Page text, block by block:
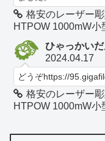
格安のレーザー
HTPOW 1000mW
ひゃっかい
2024.04.17
どうぞhttps://
格安のレーザー
HTPOW 1000mW